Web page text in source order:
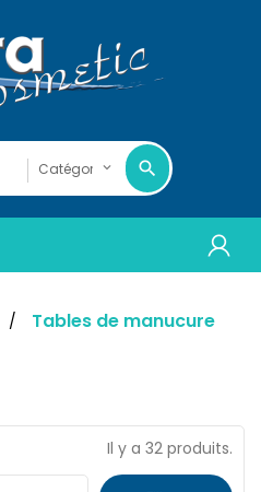
Tables de manucure
Il y a 32 produits.